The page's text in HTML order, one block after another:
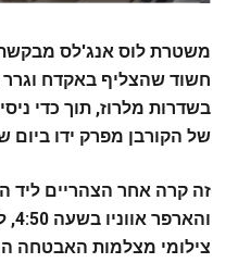
משטרת לוס אנג'לס
חשוד שהצליף באקדח
בשדרות מלרוז, תוך כדי
של הקורבן מפרק ידו ביום
זה קרה אחר הצהריים ליד
צילומי מצלמות האבטחה